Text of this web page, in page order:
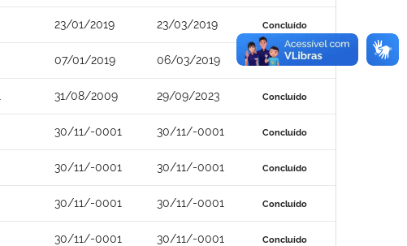
23/01/2019 23/03/2019 Concluído
07/01/2019 06/03/2019 Concluído
31/08/2009 29/09/2023 Concluído
30/11/-0001 30/11/-0001 Concluído
30/11/-0001 30/11/-0001 Concluído
30/11/-0001 30/11/-0001 Concluído
30/11/-0001 30/11/-0001 Concluído